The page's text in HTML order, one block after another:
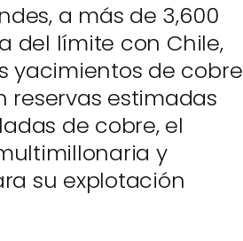
a más de 3,600
del límite con Chile,
yacimientos de cobre
reservas estimadas
de cobre, el
y
su explotación